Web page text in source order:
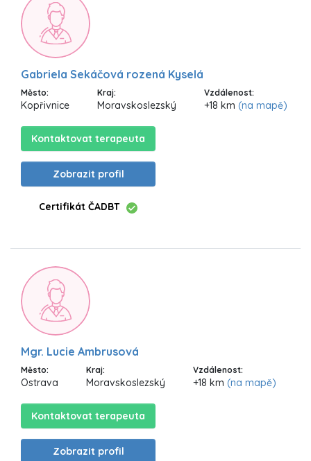
Gabriela Sekáčová rozená Kyselá
Město:
Kopřivnice
Kraj:
Moravskoslezský
Vzdálenost:
+18 km (na mapě)
Kontaktovat terapeuta
Zobrazit profil
Certifikát ČADBT
Mgr. Lucie Ambrusová
Město:
Ostrava
Kraj:
Moravskoslezský
Vzdálenost:
+18 km (na mapě)
Kontaktovat terapeuta
Zobrazit profil